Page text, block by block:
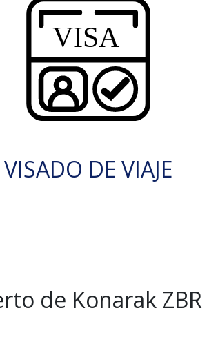
VISADO DE VIAJE
de Konarak ZBR